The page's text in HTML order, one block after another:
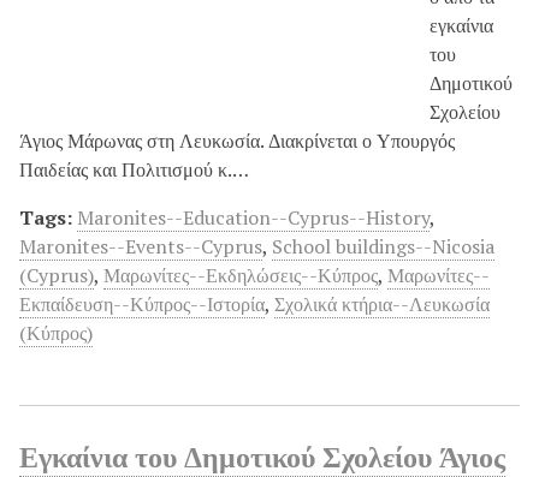
εγκαίνια
του
Δημοτικού
Σχολείου
Άγιος Μάρωνας στη Λευκωσία. Διακρίνεται ο Υπουργός
Παιδείας και Πολιτισμού κ.…
Tags: Maronites--Education--Cyprus--History,
Maronites--Events--Cyprus, School buildings--Nicosia
(Cyprus), Μαρωνίτες--Εκδηλώσεις--Κύπρος, Μαρωνίτες--
Εκπαίδευση--Κύπρος--Ιστορία, Σχολικά κτήρια--Λευκωσία
(Κύπρος)
Εγκαίνια του Δημοτικού Σχολείου Άγιος